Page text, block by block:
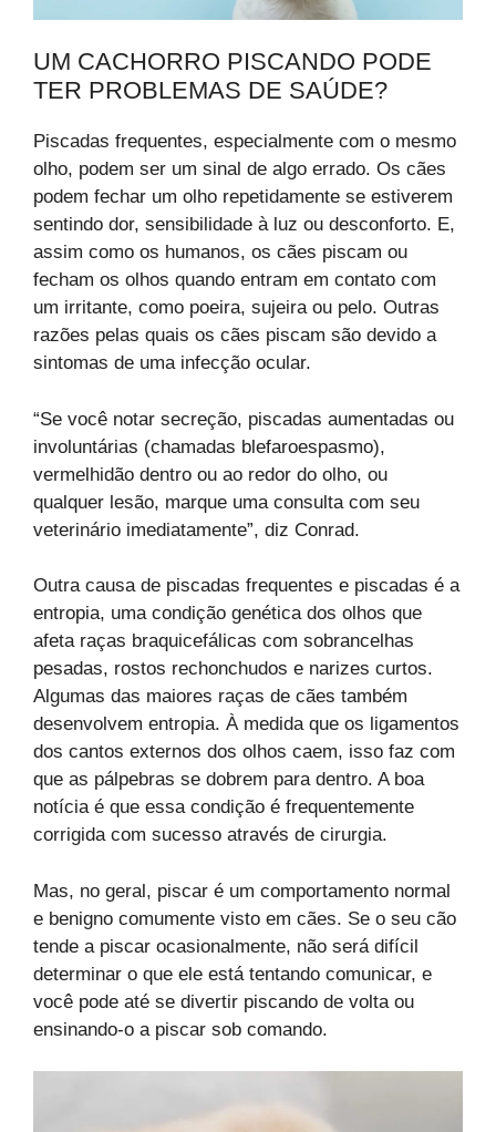
UM CACHORRO PISCANDO PODE
TER PROBLEMAS DE SAÚDE?
Piscadas frequentes, especialmente com o mesmo
olho, podem ser um sinal de algo errado. Os cães
podem fechar um olho repetidamente se estiverem
sentindo dor, sensibilidade à luz ou desconforto. E,
assim como os humanos, os cães piscam ou
fecham os olhos quando entram em contato com
um irritante, como poeira, sujeira ou pelo. Outras
razões pelas quais os cães piscam são devido a
sintomas de uma infecção ocular.
“Se você notar secreção, piscadas aumentadas ou
involuntárias (chamadas blefaroespasmo),
vermelhidão dentro ou ao redor do olho, ou
qualquer lesão, marque uma consulta com seu
veterinário imediatamente”, diz Conrad.
Outra causa de piscadas frequentes e piscadas é a
entropia, uma condição genética dos olhos que
afeta raças braquicefálicas com sobrancelhas
pesadas, rostos rechonchudos e narizes curtos.
Algumas das maiores raças de cães também
desenvolvem entropia. À medida que os ligamentos
dos cantos externos dos olhos caem, isso faz com
que as pálpebras se dobrem para dentro. A boa
notícia é que essa condição é frequentemente
corrigida com sucesso através de cirurgia.
Mas, no geral, piscar é um comportamento normal
e benigno comumente visto em cães. Se o seu cão
tende a piscar ocasionalmente, não será difícil
determinar o que ele está tentando comunicar, e
você pode até se divertir piscando de volta ou
ensinando-o a piscar sob comando.